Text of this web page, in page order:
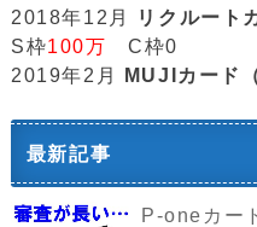
2018年12月
リクルート
S枠100万 C枠0
2019年2月
MUJIカード
最新記事
P-oneカー